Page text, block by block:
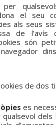
per
el seu
als seus
de
són
de dos
es
qualsevol